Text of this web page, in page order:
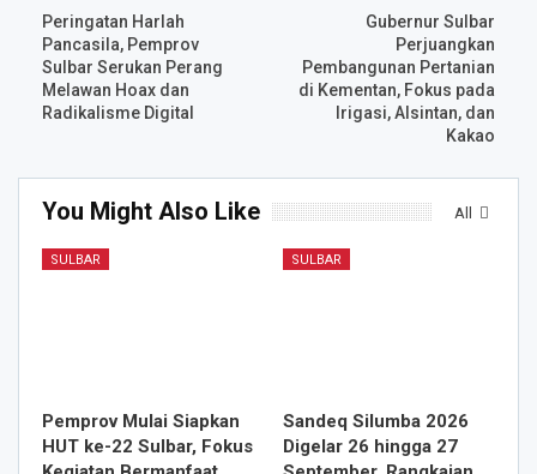
Peringatan Harlah
Pancasila, Pemprov
Sulbar Serukan Perang
Melawan Hoax dan
Radikalisme Digital
Gubernur Sulbar
Perjuangkan
Pembangunan Pertanian
di Kementan, Fokus pada
Irigasi, Alsintan, dan
Kakao
All
You Might Also Like
SULBAR
Pemprov Mulai Siapkan
HUT ke-22 Sulbar, Fokus
SULBAR
Sandeq Silumba 2026
Digelar 26 hingga 27